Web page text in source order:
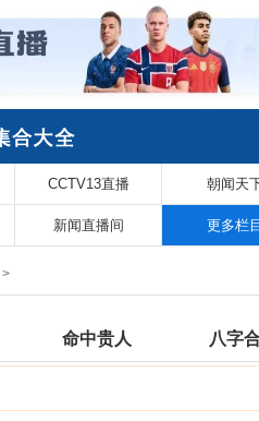
CCTV13直播 朝闻天
新闻直播间 更多栏
>
命中贵人 八字